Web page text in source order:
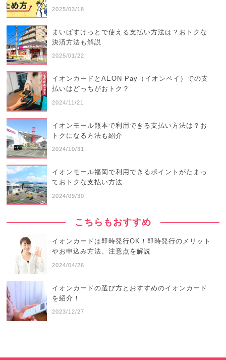
2025/03/18
まいばすけっとで使える支払い方法は？おトクな
決済方法も解説
2025/01/22
イオンカードとAEON Pay（イオンペイ）での支
払いはどっちがおトク？
2024/11/21
イオンモール熊本で利用できる支払い方法は？お
トクになる方法も紹介
2024/10/31
イオンモール福岡で利用できるポイントがたまっ
ておトクな支払い方法
2024/09/30
こちらもおすすめ
イオンカードは即時発行OK！即時発行のメリット
やお申込み方法、注意点を解説
2024/04/26
イオンカードの選び方とおすすめのイオンカード
を紹介！
2023/12/27